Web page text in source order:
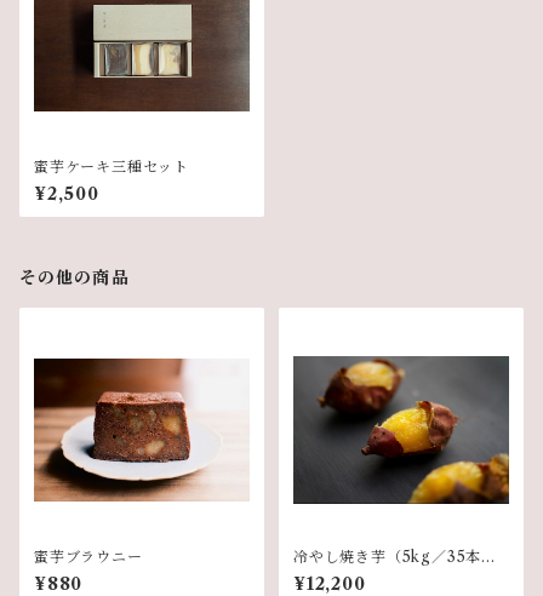
蜜芋ケーキ三種セット
¥2,500
その他の商品
蜜芋ブラウニー
¥880
冷やし焼き芋（5kg／35本前
後）
¥12,200